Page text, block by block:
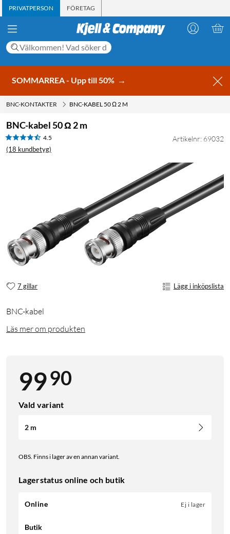
PRIVATPERSON FÖRETAG
SOMMARREA - Upp till 50% →
BNC-KONTAKTER BNC-KABEL 50 Ω 2 M
BNC-kabel 50 Ω 2 m
4.5
(18 kundbetyg)
Artikelnr: 69032
7 gillar Lägg i inköpslista
BNC-kabel
Läs mer om produkten
9990
Vald variant
2 m
OBS. Finns i lager av en annan variant.
Lagerstatus online och butik
Online Ej i lager
Butik